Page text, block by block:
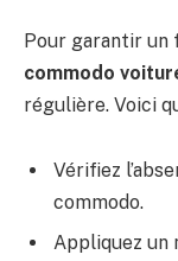
Pour garantir un
commodo
régulière. Voici
Vérifiez
commodo.
Appliquez un